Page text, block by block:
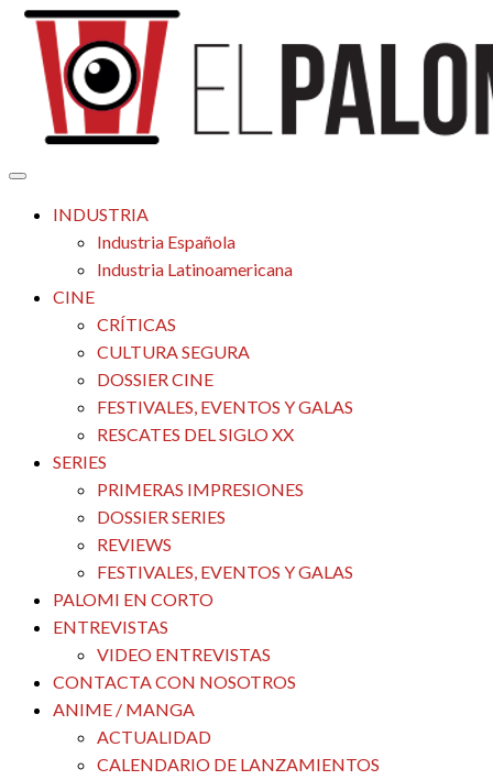
Saltar
contenido
El Palomitrón
Tu espacio de la industria de cine española y latinoamericana
INDUSTRIA
Industria Española
Industria Latinoamericana
CINE
CRÍTICAS
CULTURA SEGURA
DOSSIER CINE
FESTIVALES, EVENTOS Y GALAS
RESCATES DEL SIGLO XX
SERIES
PRIMERAS IMPRESIONES
DOSSIER SERIES
REVIEWS
FESTIVALES, EVENTOS Y GALAS
PALOMI EN CORTO
ENTREVISTAS
VIDEO ENTREVISTAS
CONTACTA CON NOSOTROS
ANIME / MANGA
ACTUALIDAD
CALENDARIO DE LANZAMIENTOS